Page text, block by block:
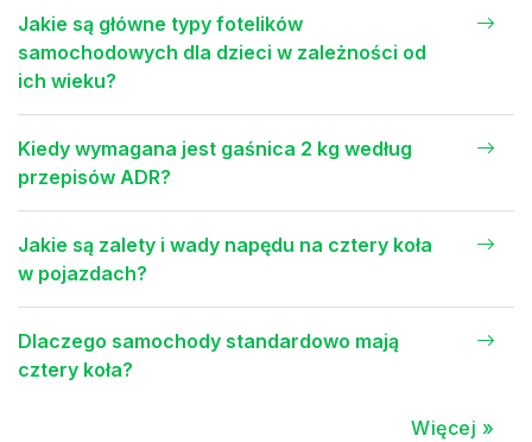
Jakie są główne typy fotelików
samochodowych dla dzieci w zależności od
ich wieku?
Kiedy wymagana jest gaśnica 2 kg według
przepisów ADR?
Jakie są zalety i wady napędu na cztery koła
w pojazdach?
Dlaczego samochody standardowo mają
cztery koła?
Więcej »